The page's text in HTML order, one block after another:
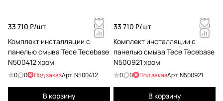
33 710 ₽/шт
Комплект инсталляции с
панелью смыва Tece Tecebase
N500412 хром
0 0 Под заказАрт.N500412
В корзину
33 710 ₽/шт
Комплект инсталляции с
панелью смыва Tece Tecebase
N500921 хром
0 0 Под заказАрт.N500921
В корзину